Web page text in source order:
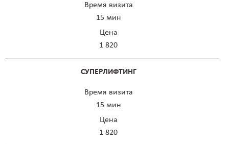
Время визита
15 мин
Цена
1 820
СУПЕРЛИФТИНГ
Время визита
15 мин
Цена
1 820